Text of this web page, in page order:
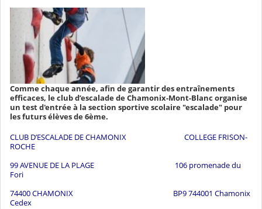
Comme chaque année, afin de garantir des entraînements
efficaces, le club d’escalade de Chamonix-Mont-Blanc organise
un test d'entrée à la section sportive scolaire "escalade" pour
les futurs élèves de 6ème.
CLUB D’ESCALADE DE CHAMONIX COLLEGE FRISON-
ROCHE
99 AVENUE DE LA PLAGE 106 promenade du
Fori
74400 CHAMONIX BP9 744001 Chamonix
Cedex